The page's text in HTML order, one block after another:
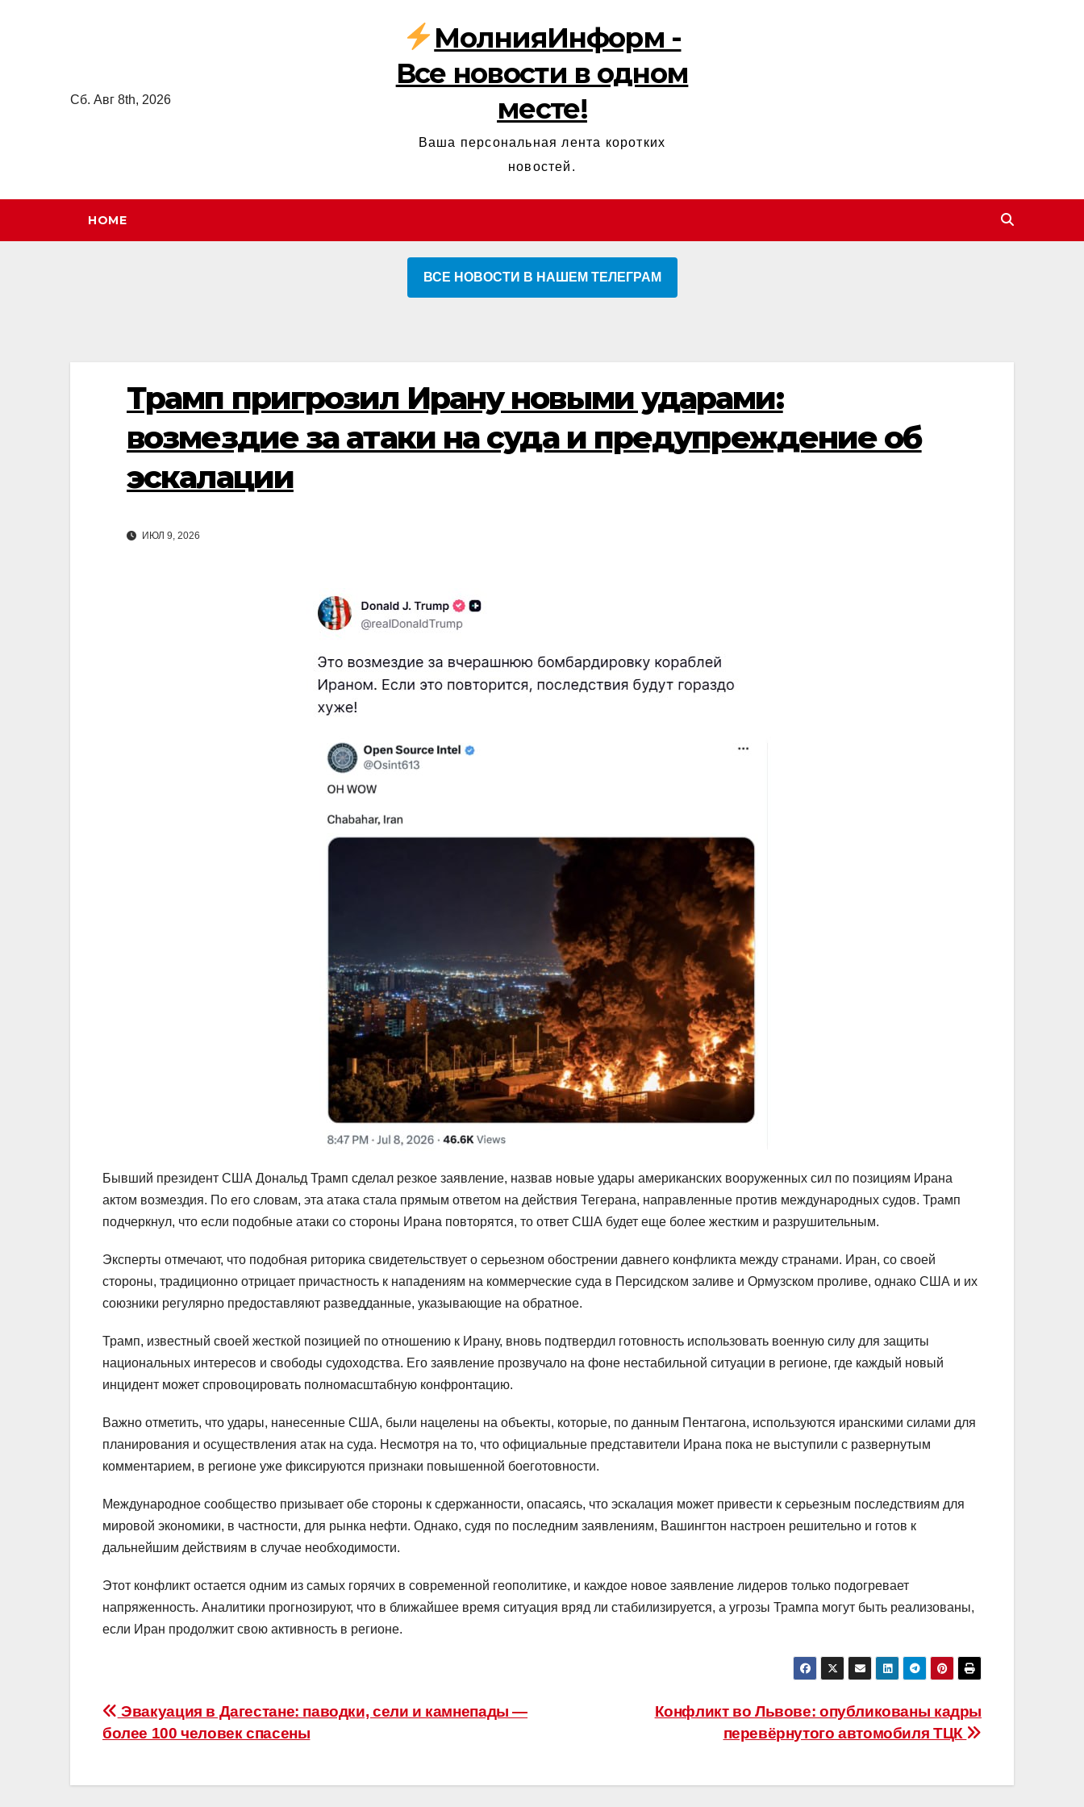
Сб. Авг 8th, 2026
МолнияИнформ -
Все новости в одном
месте!
Ваша персональная лента коротких
новостей.
HOME
ВСЕ НОВОСТИ В НАШЕМ ТЕЛЕГРАМ
Трамп пригрозил Ирану новыми ударами:
возмездие за атаки на суда и предупреждение об
эскалации
ИЮЛ 9, 2026
Бывший президент США Дональд Трамп сделал резкое заявление, назвав новые удары американских вооруженных сил по позициям Ирана
актом возмездия. По его словам, эта атака стала прямым ответом на действия Тегерана, направленные против международных судов. Трамп
подчеркнул, что если подобные атаки со стороны Ирана повторятся, то ответ США будет еще более жестким и разрушительным.
Эксперты отмечают, что подобная риторика свидетельствует о серьезном обострении давнего конфликта между странами. Иран, со своей
стороны, традиционно отрицает причастность к нападениям на коммерческие суда в Персидском заливе и Ормузском проливе, однако США и их
союзники регулярно предоставляют разведданные, указывающие на обратное.
Трамп, известный своей жесткой позицией по отношению к Ирану, вновь подтвердил готовность использовать военную силу для защиты
национальных интересов и свободы судоходства. Его заявление прозвучало на фоне нестабильной ситуации в регионе, где каждый новый
инцидент может спровоцировать полномасштабную конфронтацию.
Важно отметить, что удары, нанесенные США, были нацелены на объекты, которые, по данным Пентагона, используются иранскими силами для
планирования и осуществления атак на суда. Несмотря на то, что официальные представители Ирана пока не выступили с развернутым
комментарием, в регионе уже фиксируются признаки повышенной боеготовности.
Международное сообщество призывает обе стороны к сдержанности, опасаясь, что эскалация может привести к серьезным последствиям для
мировой экономики, в частности, для рынка нефти. Однако, судя по последним заявлениям, Вашингтон настроен решительно и готов к
дальнейшим действиям в случае необходимости.
Этот конфликт остается одним из самых горячих в современной геополитике, и каждое новое заявление лидеров только подогревает
напряженность. Аналитики прогнозируют, что в ближайшее время ситуация вряд ли стабилизируется, а угрозы Трампа могут быть реализованы,
если Иран продолжит свою активность в регионе.
Навигация
по
записям
Конфликт во Львове: опубликованы кадры
перевёрнутого автомобиля ТЦК
Эвакуация в Дагестане: паводки, сели и камнепады —
более 100 человек спасены